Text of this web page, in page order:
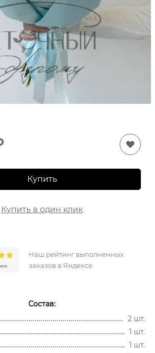
Купить
Купить в один клик
Наш рейтинг выполненных
заказов в Яндексе
Состав:
2 шт.
1 шт.
1 шт.